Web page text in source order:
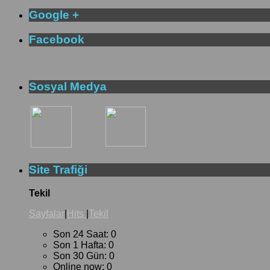
Google +
Facebook
Sosyal Medya
Site Trafiği
Tekil
Sayfalar Hits Tekil
Son 24 Saat: 0
Son 1 Hafta: 0
Son 30 Gün: 0
Online now: 0